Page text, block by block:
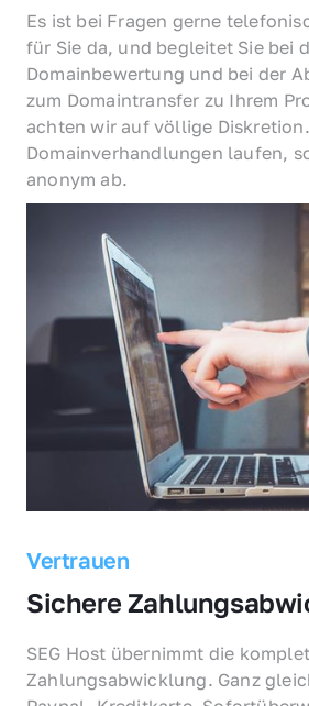
Es ist bei Fragen gerne
für Sie da, und begleitet Sie bei
Domainbewertung und bei der
zum Domaintransfer zu Ihrem
achten wir auf völlige
Domainverhandlungen laufen,
anonym ab.
Vertrauen
Sichere
SEG Host übernimmt die
Zahlungsabwicklung. Ganz